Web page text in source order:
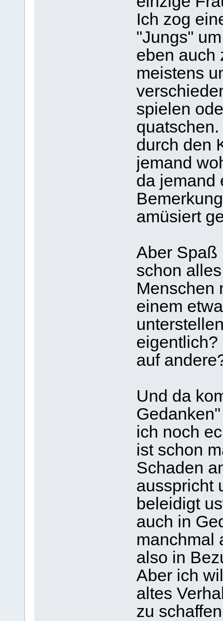
Ich zog
"Jungs"
eben auch
meistens
spielen
durch den
jemand
da jemand
amüsiert
Aber Spaß
schon
Menschen
einem
auf
Und da
ich noch
ist schon
Schaden
ausspricht
beleidigt
auch in
manchmal
also in
Aber ich
altes
zu